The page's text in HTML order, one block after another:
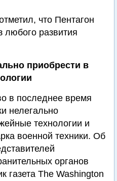
что Пентагон
любого развития
приобрести в
в последнее время
нелегально
технологии и
военной техники. Об
органов
газета The Washington